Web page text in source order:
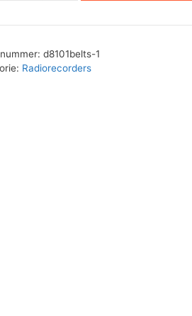
d8101belts-1
Radiorecorders